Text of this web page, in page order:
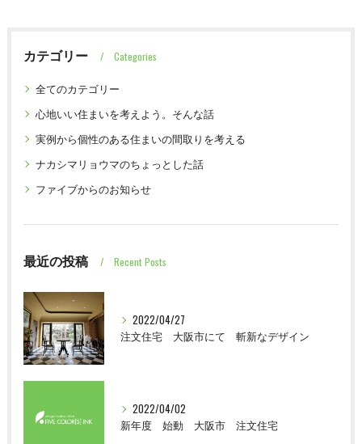
カテゴリー Categories
全てのカテゴリー
心地いい住まいを考えよう。そんな話
実例から個性のある住まいの間取りを考える
ナカシマリョウマのちょっとした話
ファイブからのお知らせ
最近の投稿 Recent Posts
2022/04/27
注文住宅 大阪市にて 斬新なデザイン
2022/04/02
新年度 始動 大阪市 注文住宅